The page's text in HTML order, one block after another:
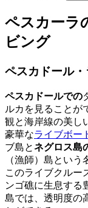
ペスカーラ
ビング
ペスカドール
ペスカドールでの
ルカを見ることが
観と海岸線の美し
豪華なライブボー
ブ島とネグロス島
（漁師）島とい
このライブクルー
ンゴ礁に生息する
島では、透明度の